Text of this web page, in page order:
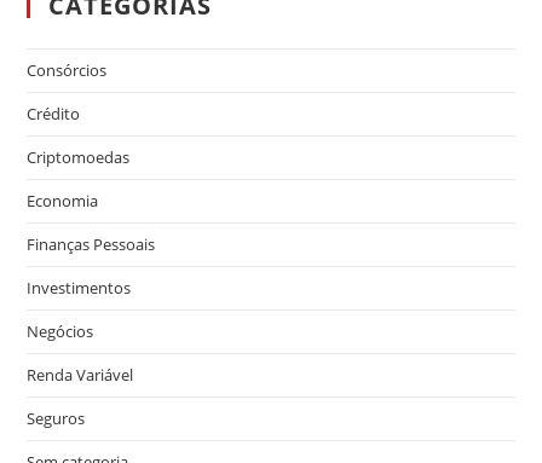
Consórcios
Crédito
Criptomoedas
Economia
Finanças Pessoais
Investimentos
Negócios
Renda Variável
Seguros